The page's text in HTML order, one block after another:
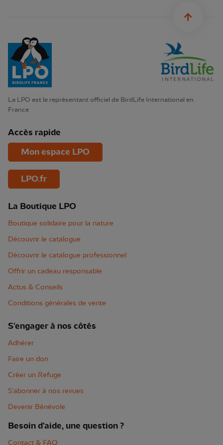
La LPO est le représentant officiel de BirdLife International en
France
Accès rapide
Mon espace LPO
LPO.fr
La Boutique LPO
Boutique solidaire pour la nature
Découvrir le catalogue
Découvrir le catalogue professionnel
Offrir un cadeau responsable
Actus & Conseils
Conditions générales de vente
S'engager à nos côtés
Adhérer
Faire un don
Créer un Refuge
S'abonner à nos revues
Devenir Bénévole
Besoin d'aide, une question ?
Contact & FAQ